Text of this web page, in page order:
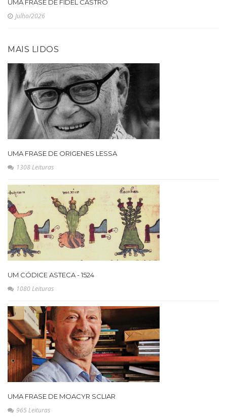
UMA FRASE DE FIDEL CASTRO
Julho/2026
MAIS LIDOS
UMA FRASE DE ORIGENES LESSA
1308 Leituras
UM CÓDICE ASTECA - 1524
1080 Leituras
UMA FRASE DE MOACYR SCLIAR
965 Leituras